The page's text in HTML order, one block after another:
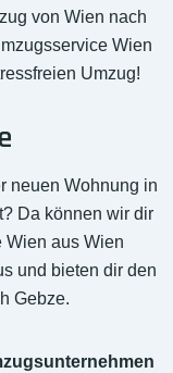
von Wien nach
Wien
Umzug!
neuen Wohnung in
Da können wir dir
Wien aus Wien
und bieten dir den
Gebze.